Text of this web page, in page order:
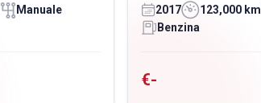
Manuale
2017 123,000 km
Benzina
€-